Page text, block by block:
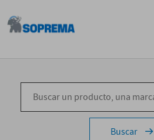
Buscar